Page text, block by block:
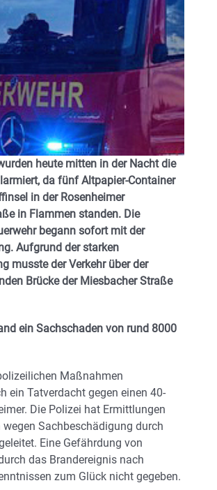
heute mitten in der Nacht die
da fünf Altpapier-Container
in der Rosenheimer
in Flammen standen. Die
begann sofort mit der
Aufgrund der starken
musste der Verkehr über der
Brücke der Miesbacher Straße
ein Sachschaden von rund 8000
Maßnahmen
ein Tatverdacht gegen einen 40-
Die Polizei hat Ermittlungen
Sachbeschädigung durch
Eine Gefährdung von
das Brandereignis nach
zum Glück nicht gegeben.